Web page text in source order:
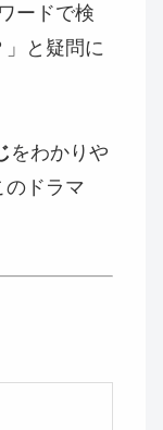
ードで検
と疑問に
をわかりや
のドラマ